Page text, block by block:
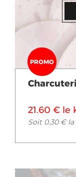
PROMO
21.60 € le
Soit 0.30 € la